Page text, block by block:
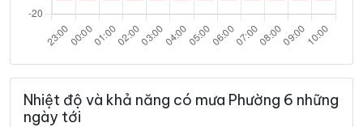
Nhiệt độ và khả năng có mưa Phường 6 những
ngày tới